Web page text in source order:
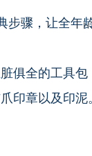
步骤，让全年
俱全的工具
印章以及印泥。